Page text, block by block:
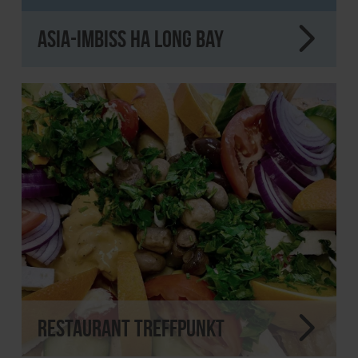
Asia-Imbiss Ha Long Bay
Restaurant Treffpunkt